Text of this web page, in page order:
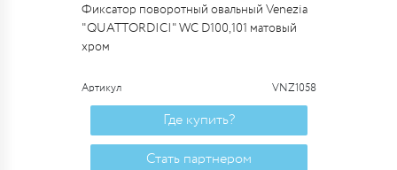
Фиксатор поворотный овальный Venezia
"QUATTORDICI" WC D100,101 матовый
хром
Артикул VNZ1058
Где купить?
Стать партнером